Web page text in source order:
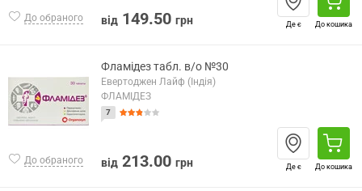
До обраного від 149.50 грн Де є До кошика
До обраного
Фламідез табл. в/о №30
Евертоджен Лайф (Індія)
ФЛАМІДЕЗ
7
від 213.00 грн Де є До кошика